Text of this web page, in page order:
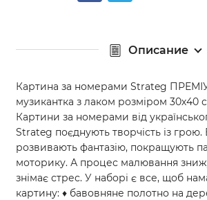
Описание
Картина за номерами Strateg
музикантка з лаком розміром 30х40
Картини за номерами від
Strateg поєднують творчість із грою.
розвивають фантазію, покращують
моторику. А процес малювання
знімає стрес. У наборі є все, щоб
картину: ♦ бавовняне полотно на